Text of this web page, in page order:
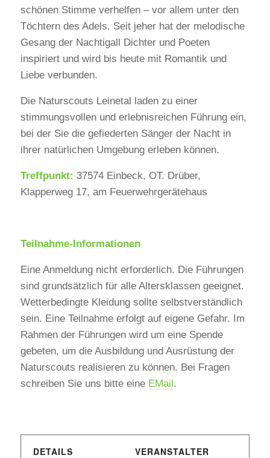
schönen Stimme verhelfen – vor allem unter den
Töchtern des Adels. Seit jeher hat der melodische
Gesang der Nachtigall Dichter und Poeten
inspiriert und wird bis heute mit Romantik und
Liebe verbunden.
Die Naturscouts Leinetal laden zu einer
stimmungsvollen und erlebnisreichen Führung ein,
bei der Sie die gefiederten Sänger der Nacht in
ihrer natürlichen Umgebung erleben können.
Treffpunkt: 37574 Einbeck, OT. Drüber,
Klapperweg 17, am Feuerwehrgerätehaus
Teilnahme-Informationen
Eine Anmeldung nicht erforderlich. Die Führungen
sind grundsätzlich für alle Altersklassen geeignet.
Wetterbedingte Kleidung sollte selbstverständlich
sein. Eine Teilnahme erfolgt auf eigene Gefahr. Im
Rahmen der Führungen wird um eine Spende
gebeten, um die Ausbildung und Ausrüstung der
Naturscouts realisieren zu können. Bei Fragen
schreiben Sie uns bitte eine EMail.
DETAILS
VERANSTALTER